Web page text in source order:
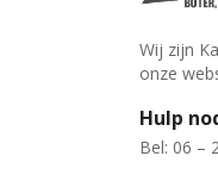
Wij zijn
onze
Hulp
Bel: 06 –